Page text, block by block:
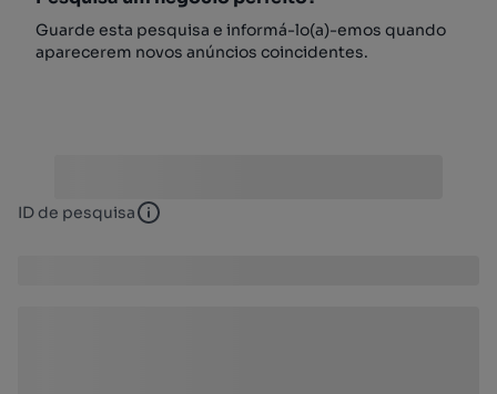
Guarde esta pesquisa e informá-lo(a)-emos quando
aparecerem novos anúncios coincidentes.
ID de pesquisa ID de pesquisa